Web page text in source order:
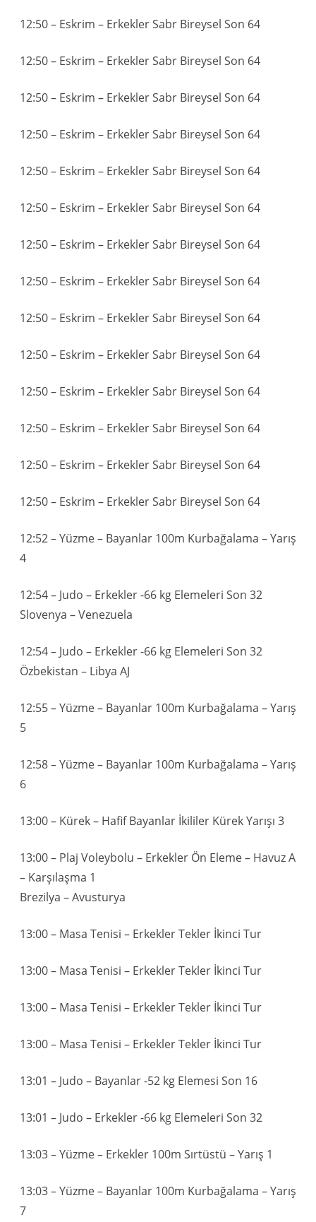
12:50 – Eskrim – Erkekler Sabr Bireysel Son 64
12:50 – Eskrim – Erkekler Sabr Bireysel Son 64
12:50 – Eskrim – Erkekler Sabr Bireysel Son 64
12:50 – Eskrim – Erkekler Sabr Bireysel Son 64
12:50 – Eskrim – Erkekler Sabr Bireysel Son 64
12:50 – Eskrim – Erkekler Sabr Bireysel Son 64
12:50 – Eskrim – Erkekler Sabr Bireysel Son 64
12:50 – Eskrim – Erkekler Sabr Bireysel Son 64
12:50 – Eskrim – Erkekler Sabr Bireysel Son 64
12:50 – Eskrim – Erkekler Sabr Bireysel Son 64
12:50 – Eskrim – Erkekler Sabr Bireysel Son 64
12:50 – Eskrim – Erkekler Sabr Bireysel Son 64
12:50 – Eskrim – Erkekler Sabr Bireysel Son 64
12:50 – Eskrim – Erkekler Sabr Bireysel Son 64
12:52 – Yüzme – Bayanlar 100m Kurbağalama – Yarış
4
12:54 – Judo – Erkekler -66 kg Elemeleri Son 32
Slovenya – Venezuela
12:54 – Judo – Erkekler -66 kg Elemeleri Son 32
Özbekistan – Libya AJ
12:55 – Yüzme – Bayanlar 100m Kurbağalama – Yarış
5
12:58 – Yüzme – Bayanlar 100m Kurbağalama – Yarış
6
13:00 – Kürek – Hafif Bayanlar İkililer Kürek Yarışı 3
13:00 – Plaj Voleybolu – Erkekler Ön Eleme – Havuz A
– Karşılaşma 1
Brezilya – Avusturya
13:00 – Masa Tenisi – Erkekler Tekler İkinci Tur
13:00 – Masa Tenisi – Erkekler Tekler İkinci Tur
13:00 – Masa Tenisi – Erkekler Tekler İkinci Tur
13:00 – Masa Tenisi – Erkekler Tekler İkinci Tur
13:01 – Judo – Bayanlar -52 kg Elemesi Son 16
13:01 – Judo – Erkekler -66 kg Elemeleri Son 32
13:03 – Yüzme – Erkekler 100m Sırtüstü – Yarış 1
13:03 – Yüzme – Bayanlar 100m Kurbağalama – Yarış
7